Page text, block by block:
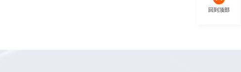
回到顶部